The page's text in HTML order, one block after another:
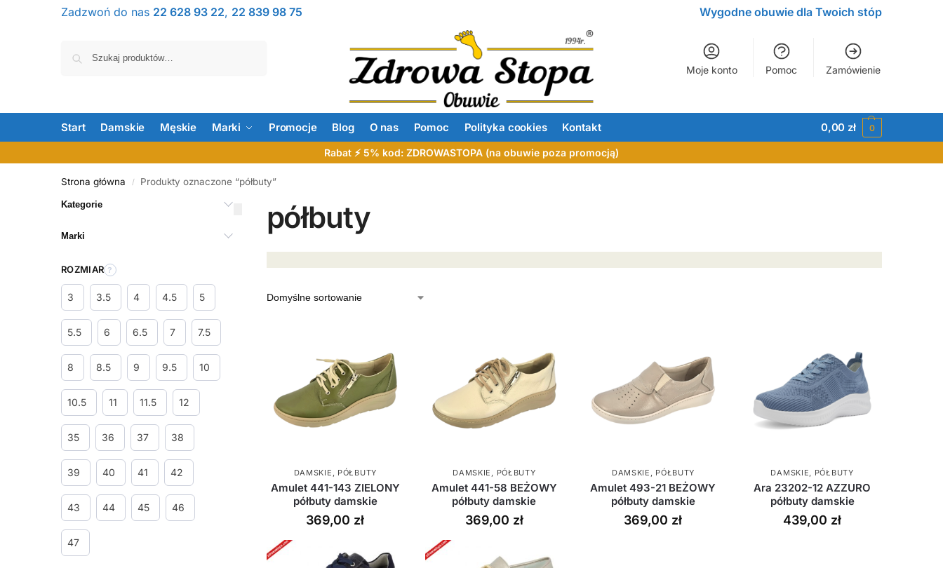
Zadzwoń do nas 22 628 93 22, 22 839 98 75 Wygodne obuwie dla Twoich stóp
Moje konto Pomoc Zamówienie
Start Damskie Męskie Marki Promocje Blog O nas Pomoc Polityka cookies Kontakt 0,00zł 0
Rabat ⚡ 5% kod: ZDROWASTOPA (na obuwie poza promocją)
Strona główna / Produkty oznaczone “półbuty”
półbuty
DAMSKIE , PÓŁBUTY
Amulet 441-143 ZIELONY
półbuty damskie
369,00 zł
DAMSKIE , PÓŁBUTY
Amulet 441-58 BEŻOWY
półbuty damskie
369,00 zł
DAMSKIE , PÓŁBUTY
Amulet 493-21 BEŻOWY
półbuty damskie
369,00 zł
DAMSKIE, PÓŁBUTY
Ara 23202-12 AZZURO
półbuty damskie
439,00 zł
Kategorie
Marki
ROZMIAR
3 3.5 4 4.5 5
5.5 6 6.5 7 7.5
8 8.5 9 9.5 10
10.5 11 11.5 12
35 36 37 38
39 40 41 42
43 44 45 46
47